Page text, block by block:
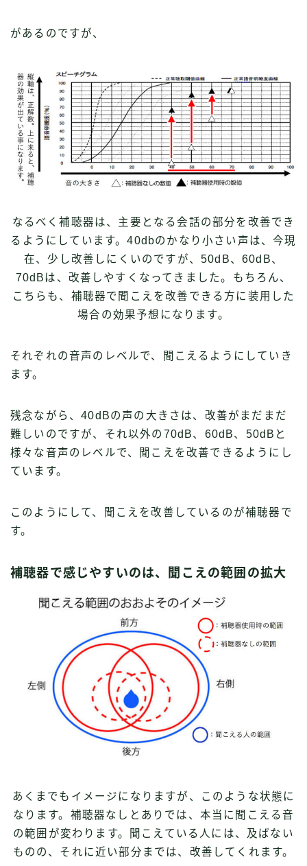
があるのですが、
なるべく補聴器は、主要となる会話の部分を改善でき
るようにしています。40dbのかなり小さい声は、今現
在、少し改善しにくいのですが、50dB、60dB、
70dBは、改善しやすくなってきました。もちろん、
こちらも、補聴器で聞こえを改善できる方に装用した
場合の効果予想になります。
それぞれの音声のレベルで、聞こえるようにしていき
ます。
残念ながら、40dBの声の大きさは、改善がまだまだ
難しいのですが、それ以外の70dB、60dB、50dBと
様々な音声のレベルで、聞こえを改善できるようにし
ています。
このようにして、聞こえを改善しているのが補聴器で
す。
補聴器で感じやすいのは、聞こえの範囲の拡大
あくまでもイメージになりますが、このような状態に
なります。補聴器なしとありでは、本当に聞こえる音
の範囲が変わります。聞こえている人には、及ばない
ものの、それに近い部分までは、改善してくれます。